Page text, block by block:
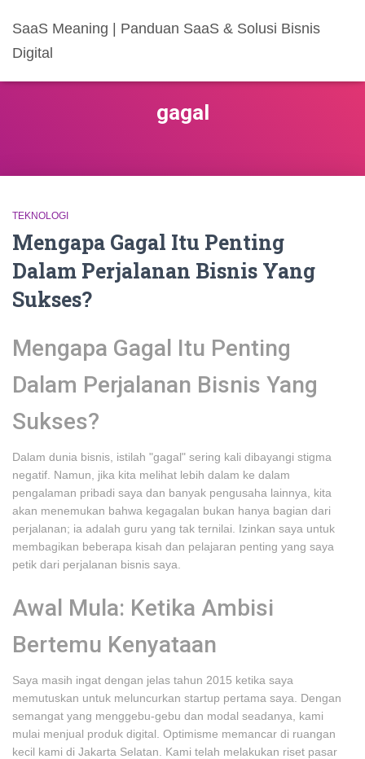
SaaS Meaning | Panduan SaaS & Solusi Bisnis
Digital
gagal
TEKNOLOGI
Mengapa Gagal Itu Penting
Dalam Perjalanan Bisnis Yang
Sukses?
Mengapa Gagal Itu Penting
Dalam Perjalanan Bisnis Yang
Sukses?
Dalam dunia bisnis, istilah "gagal" sering kali dibayangi stigma
negatif. Namun, jika kita melihat lebih dalam ke dalam
pengalaman pribadi saya dan banyak pengusaha lainnya, kita
akan menemukan bahwa kegagalan bukan hanya bagian dari
perjalanan; ia adalah guru yang tak ternilai. Izinkan saya untuk
membagikan beberapa kisah dan pelajaran penting yang saya
petik dari perjalanan bisnis saya.
Awal Mula: Ketika Ambisi
Bertemu Kenyataan
Saya masih ingat dengan jelas tahun 2015 ketika saya
memutuskan untuk meluncurkan startup pertama saya. Dengan
semangat yang menggebu-gebu dan modal seadanya, kami
mulai menjual produk digital. Optimisme memancar di ruangan
kecil kami di Jakarta Selatan. Kami telah melakukan riset pasar